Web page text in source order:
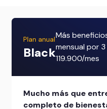
Plan anual
Black
Más
mensual por
119.900/mes
Mucho más que
completo de